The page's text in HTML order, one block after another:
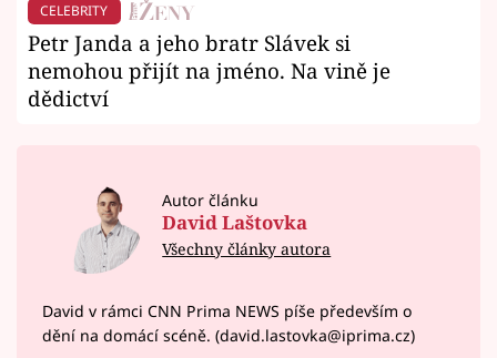
CELEBRITY
Petr Janda a jeho bratr Slávek si
nemohou přijít na jméno. Na vině je
dědictví
Autor článku
David Laštovka
Všechny články autora
David v rámci CNN Prima NEWS píše především o
dění na domácí scéně. (david.lastovka@iprima.cz)